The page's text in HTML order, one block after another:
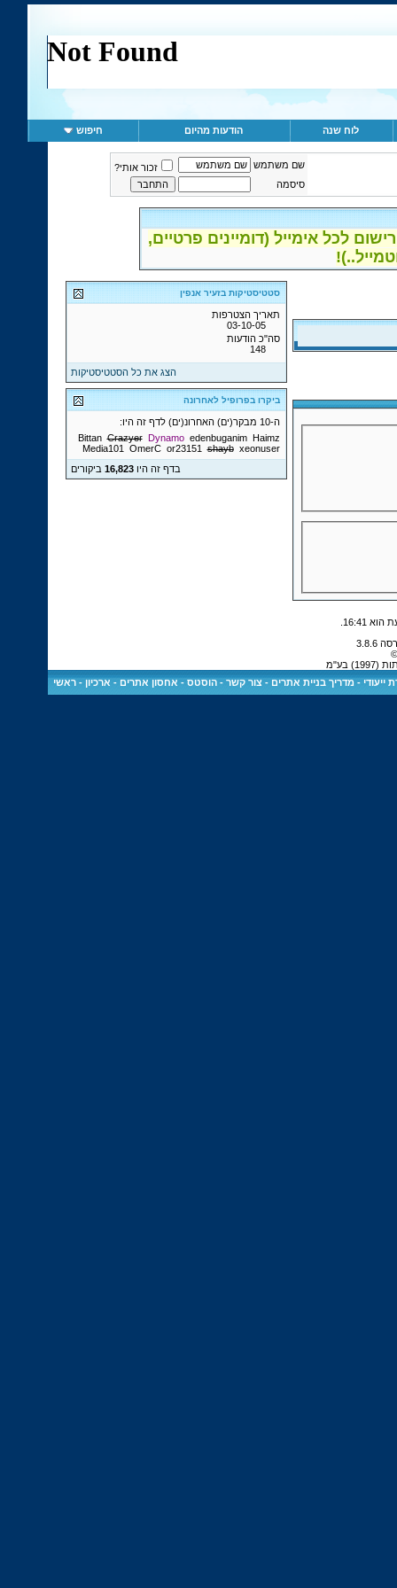
לוח שנה הודעות מהיום חיפוש
שם משתמש
זכור אותי?
סיסמה
לכל אימייל (דומיינים פרטיים,
סטטיסטיקות בזעיר אנפין
תאריך הצטרפות
03-10-05
סה"כ הודעות
148
הצג את כל הסטטיסטיקות
ביקרו בפרופיל לאחרונה
ה-10 מבקר(ים) האחרונ(ים) לדף זה היו:
Bittan Crazyer Dynamo edenbuganim Haimz
Media101
OmerC or23151 shayb xeonuser
בדף זה היו16,823 ביקורים
16:41
.
בע"מ
ייעודי -מדריך בניית אתרים -צור קשר -הוסטס - אחסון אתרים - ארכיון -ראשי